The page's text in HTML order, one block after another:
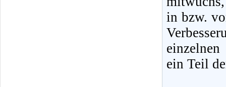
in bzw.
ein Teil